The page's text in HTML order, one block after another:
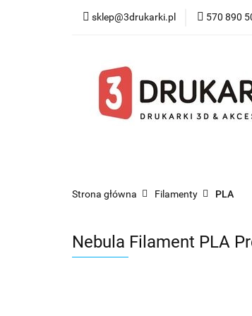
sklep@3drukarki.pl 570 890
Strona główna Filamenty PLA
Nebula Filament PLA